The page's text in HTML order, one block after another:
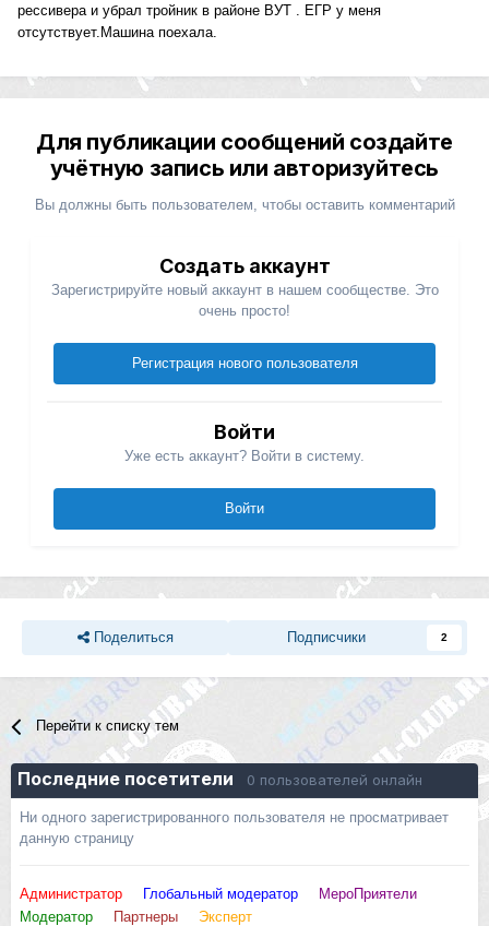
рессивера и убрал тройник в районе ВУТ . ЕГР у меня
отсутствует.Машина поехала.
Для публикации сообщений создайте
учётную запись или авторизуйтесь
Вы должны быть пользователем, чтобы оставить комментарий
Создать аккаунт
Зарегистрируйте новый аккаунт в нашем сообществе. Это
очень просто!
Регистрация нового пользователя
Войти
Уже есть аккаунт? Войти в систему.
Войти
Поделиться Подписчики 2
Перейти к списку тем
Последние посетители 0 пользователей онлайн
Ни одного зарегистрированного пользователя не просматривает
данную страницу
Администратор Глобальный модератор
МероПриятели
Модератор
Партнеры Эксперт